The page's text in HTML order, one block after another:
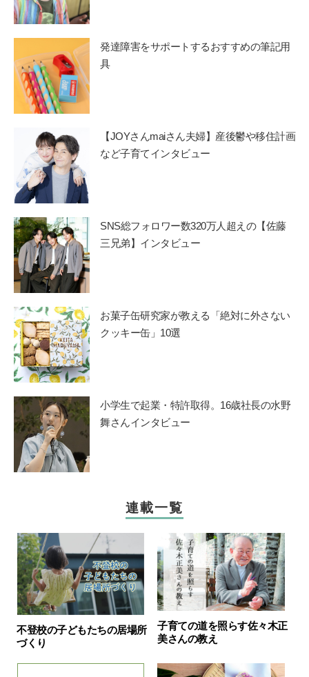
発達障害をサポートするおすすめの筆記用
具
【JOYさんmaiさん夫婦】産後鬱や移住計画
など子育てインタビュー
SNS総フォロワー数320万人超えの【佐藤
三兄弟】インタビュー
お菓子缶研究家が教える「絶対に外さない
クッキー缶」10選
小学生で起業・特許取得。16歳社長の水野
舞さんインタビュー
連載一覧
不登校の子どもたちの居場所
づくり
子育ての道を照らす佐々木正
美さんの教え